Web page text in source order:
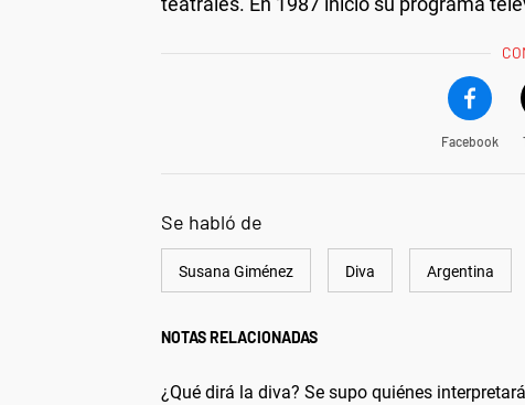
Facebook
Se habló de
Susana Giménez Diva Argentina
NOTAS RELACIONADAS
¿Qué dirá la diva? Se supo quiénes